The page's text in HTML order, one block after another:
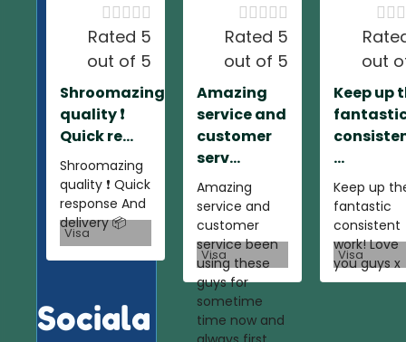

Rated 5
out of 5
Shroomazing
quality ❗️
Quick re...
Shroomazing
quality ❗️ Quick
response And
delivery 📦
Visa

Rated 5
out of 5
Amazing
service and
customer
serv...
Amazing
service and
customer
service been
using these
guys for
sometime
time now and
Visa

out
Keep up
...
Keep up
fantastic
consistent
work! Love
you guys x
Visa
Sociala